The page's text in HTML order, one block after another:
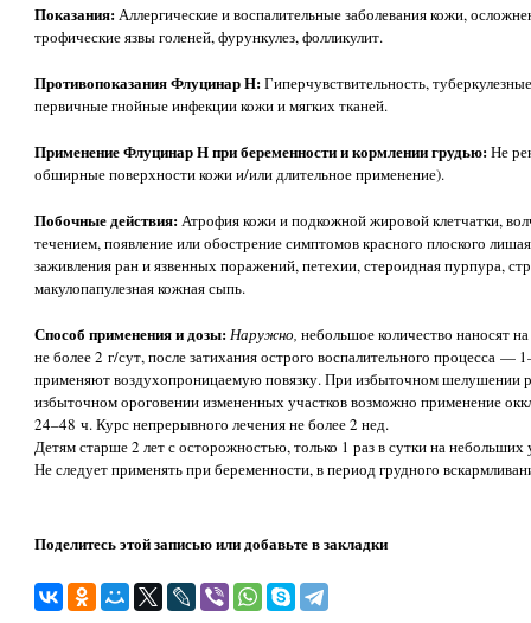
Показания: Аллергические и воспалительные заболевания кожи,
трофические язвы голеней, фурункулез, фолликулит.
Противопоказания Флуцинар Н:Гиперчувствительность,
первичные гнойные инфекции кожи и мягких тканей.
Применение Флуцинар Н при беременности и кормлении грудью:Не
обширные поверхности кожи и/или длительное применение).
Побочные действия: Атрофия кожи и подкожной жировой клетчатки,
течением, появление или обострение симптомов красного плоского
заживления ран и язвенных поражений, петехии, стероидная пурпура,
макулопапулезная кожная сыпь.
Способ применения и дозы: Наружно, небольшое количество наносят
не более 2 г/сут, после затихания острого воспалительного процесса —
применяют воздухопроницаемую повязку. При избыточном шелушении
избыточном ороговении измененных участков возможно применение
24–48 ч. Курс непрерывного лечения не более 2 нед.
Детям старше 2 лет с осторожностью, только 1 раз в сутки на небольших
Не следует применять при беременности, в период грудного
Поделитесь этой записью или добавьте в закладки